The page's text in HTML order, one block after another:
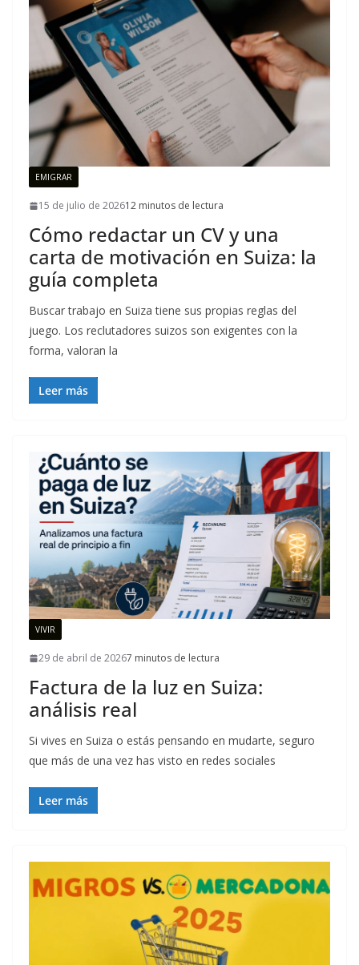
EMIGRAR
15 de julio de 202612 minutos de lectura
Cómo redactar un CV y una
carta de motivación en Suiza: la
guía completa
Buscar trabajo en Suiza tiene sus propias reglas del
juego. Los reclutadores suizos son exigentes con la
forma, valoran la
Leer más
VIVIR
29 de abril de 20267 minutos de lectura
Factura de la luz en Suiza:
análisis real
Si vives en Suiza o estás pensando en mudarte, seguro
que más de una vez has visto en redes sociales
Leer más